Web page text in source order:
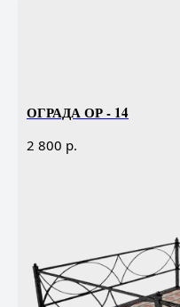
ОГРАДА ОР - 14
2 800 р.